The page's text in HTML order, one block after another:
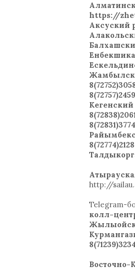
https://
Аксуский
Кегенский
http://
Telegram-
колл-
Восточно-